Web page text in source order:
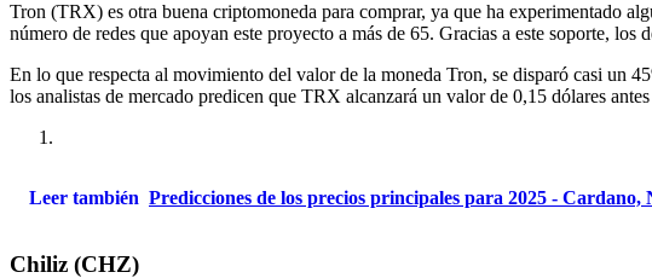
Tron (TRX) es otra buena criptomoneda para comprar, ya que ha experimentado
número de redes que apoyan este proyecto a más de 65. Gracias a este soporte,
En lo que respecta al movimiento del valor de la moneda Tron, se disparó casi un
los analistas de mercado predicen que TRX alcanzará un valor de 0,15 dólares
Leer también Predicciones de los precios principales para 2025 -
Chiliz (CHZ)